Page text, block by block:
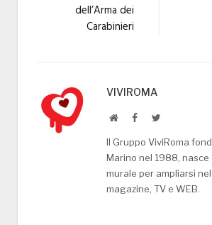
dell’Arma dei
Carabinieri
VIVIROMA
WebsiteFacebookTwitter
Il Gruppo ViviRoma
Marino nel 1988,
murale per ampliarsi
magazine, TV e WEB.